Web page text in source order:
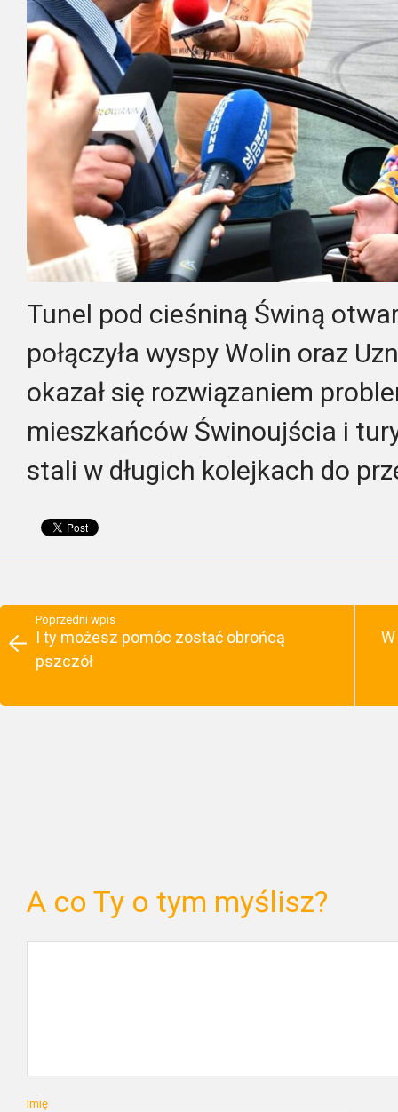
Tunel pod cieśniną Świną
połączyła wyspy Wolin oraz
okazał się rozwiązaniem
mieszkańców Świnoujścia i
stali w długich kolejkach do
Poprzedni wpis
I ty możesz pomóc zostać obrońcą
pszczół
A co Ty o tym myślisz?
Imię